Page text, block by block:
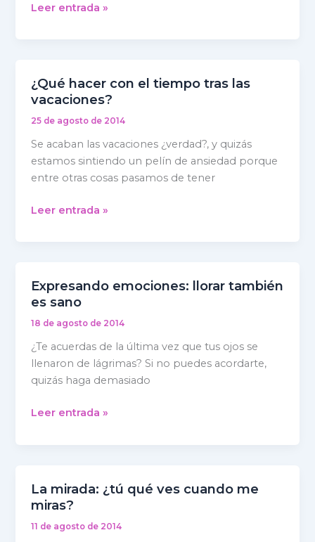
las
Leer entrada »
¿Qué hacer con el tiempo tras las
vacaciones?
25 de agosto de 2014
Se acaban las vacaciones ¿verdad?, y quizás
estamos sintiendo un pelín de ansiedad porque
entre otras cosas pasamos de tener
¿Qué
hacer
con
tiempo
tras
las
Leer entrada »
Expresando emociones: llorar también
es sano
18 de agosto de 2014
¿Te acuerdas de la última vez que tus ojos se
llenaron de lágrimas? Si no puedes acordarte,
quizás haga demasiado
Expresando
emociones:
llorar
es
sano
Leer entrada »
La mirada: ¿tú qué ves cuando me
miras?
11 de agosto de 2014
La
mirada:
¿tú